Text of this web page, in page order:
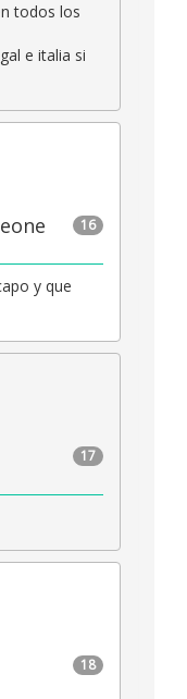
todos los
e italia si
16
y que
17
18